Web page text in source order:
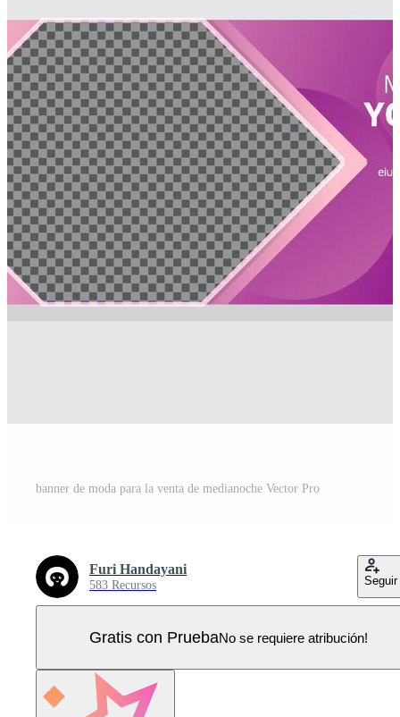
banner de moda para la venta de medianoche Vector Pro
Furi Handayani
583 Recursos Seguir
Gratis con PruebaNo se requiere atribución!